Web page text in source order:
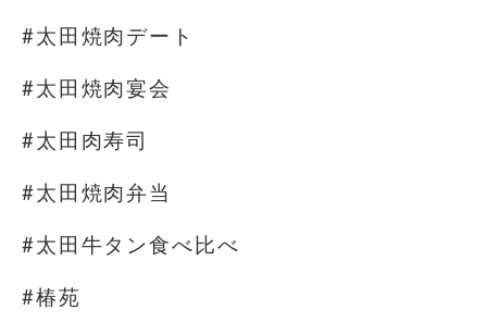
#太田焼肉デート
#太田焼肉宴会
#太田肉寿司
#太田焼肉弁当
#太田牛タン食べ比べ
#椿苑